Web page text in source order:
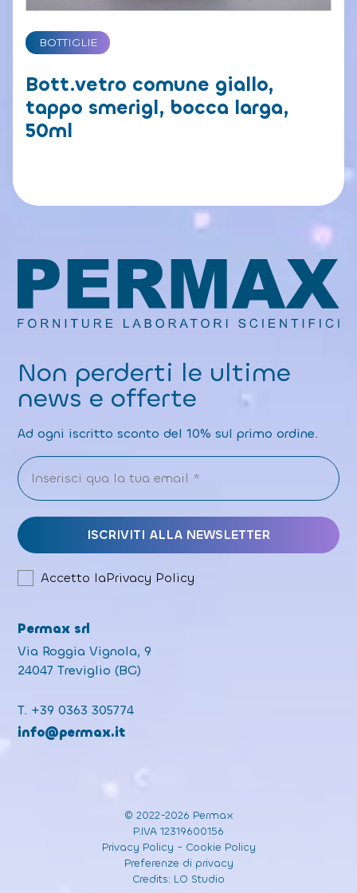
BOTTIGLIE
Bott.vetro comune giallo,
tappo smerigl, bocca larga,
50ml
Non perderti le ultime
news e offerte
Ad ogni iscritto sconto del 10% sul primo ordine.
Accetto laPrivacy Policy
Permax srl
Via Roggia Vignola, 9
24047 Treviglio (BG)
T. +39 0363 305774
info@permax.it
© 2022-2026 Permax
P.IVA 12319600156
Privacy Policy - Cookie Policy
Preferenze di privacy
Credits: LO Studio